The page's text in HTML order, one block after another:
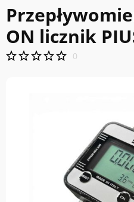
ON licznik
0